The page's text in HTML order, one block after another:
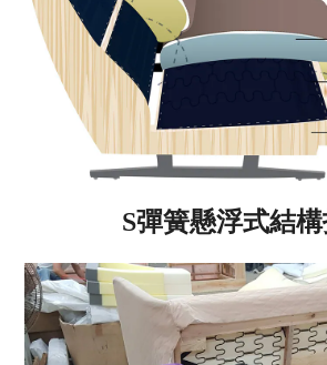
S彈簧懸浮式結